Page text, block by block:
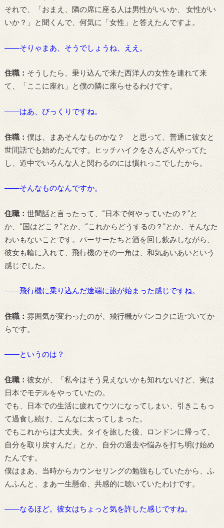
それで、「おまえ、隣の席に座る人は男性がいいか、 女性がい
いか？」と聞くんで、何気に「女性」と答えたんですよ。
――そりゃまあ、そうでしょうね、ええ。
住職： そうしたら、乗り込んで来た西洋人の女性を連れて来
て、「ここに座れ」と僕の隣に座らせるわけです。
――はあ、びっくりですね。
住職： 僕は、まあそんなものかな？ と思って、普通に彼女と
世間話でも始めたんです。ヒッチハイクをさんざんやってた
し、道中でいろんな人と関わるのには慣れっこでしたから。
――そんなものなんですか。
住職： 世間話と言ったって、“日本で何やっていたの？”と
か、“国はどこ？”とか、“これからどうするの？”とか、そんなた
わいもないことです。パーサーたちと酒を回し飲みしながら、
彼女も輪に入れて、飛行機のその一角は、和気あいあいという
感じでした。
――飛行機に乗り込んだ途端に旅が始まった感じですね。
住職： 雰囲気が変わったのが、飛行機がバンコクに近づいてか
らです。
――というのは？
住職： 彼女が、「私今はそう見えないかも知れないけど、実は
日本でモデルをやっていたの。
でも、日本での生活に疲れてウツになってしまい、引きこもっ
て過食し続け、こんなに太ってしまった。
でもこれからは大丈夫。タイを旅した後、ロンドンに帰って、
自分を取り戻すんだ」とか、自分の過去や悩みを打ち明け始め
たんです。
僕はまあ、当時からカウンセリングの勉強もしていたから、ふ
んふんと、まあ一生懸命、共感的に聴いていたわけです。
――なるほど。彼女はちょっと気を許した感じですね。